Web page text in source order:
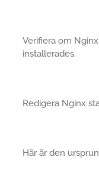
Verifiera om
installerades.
Redigera Nginx
Här är den